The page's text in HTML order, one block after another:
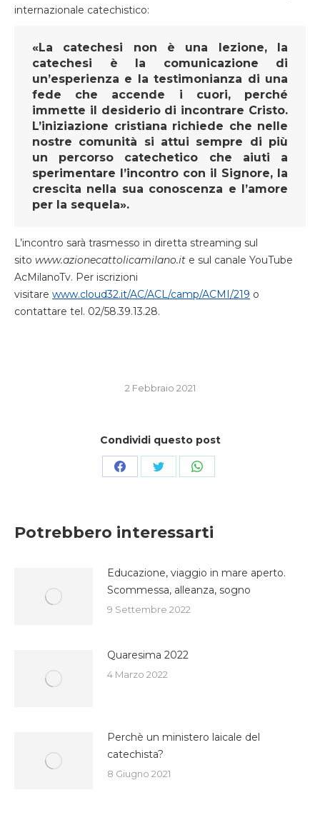
internazionale catechistico:
«La catechesi non è una lezione, la
catechesi è la comunicazione di
un’esperienza e la testimonianza di una
fede che accende i cuori, perché
immette il desiderio di incontrare Cristo.
L’iniziazione cristiana richiede che nelle
nostre comunità si attui sempre di più
un percorso catechetico che aiuti a
sperimentare l’incontro con il Signore, la
crescita nella sua conoscenza e l’amore
per la sequela».
L’incontro sarà trasmesso in diretta streaming sul
sito www.azionecattolicamilano.it e sul canale YouTube
AcMilanoTv. Per iscrizioni
visitare www.cloud32.it/AC/ACL/camp/ACMI/219 o
contattare tel. 02/58.39.13.28.
2 Febbraio 2021
Condividi questo post
CondividiCondividiCondividi
Potrebbero interessarti
Educazione, viaggio in mare aperto.
Scommessa, alleanza, sogno
9 Settembre 2022
Quaresima 2022
4 Marzo 2022
Perchè un ministero laicale del
catechista?
8 Giugno 2021